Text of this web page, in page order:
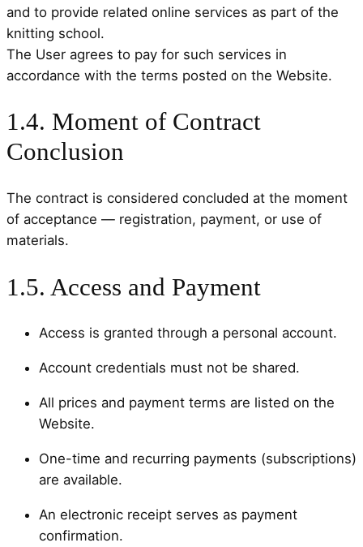
and to provide related online services as part of the
knitting school.
The User agrees to pay for such services in
accordance with the terms posted on the Website.
1.4. Moment of Contract
Conclusion
The contract is considered concluded at the moment
of acceptance — registration, payment, or use of
materials.
1.5. Access and Payment
Access is granted through a personal account.
Account credentials must not be shared.
All prices and payment terms are listed on the
Website.
One-time and recurring payments (subscriptions)
are available.
An electronic receipt serves as payment
confirmation.